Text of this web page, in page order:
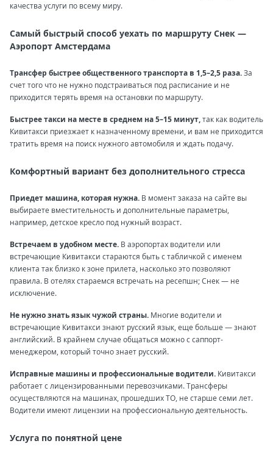
качества услуги по всему миру.
Самый быстрый способ уехать по маршруту Снек —
Аэропорт Амстердама
Трансфер быстрее общественного транспорта в 1,5–2,5 раза.За
счет того что не нужно подстраиваться под расписание и не
приходится терять время на остановки по маршруту.
Быстрее такси на месте в среднем на 5–15 минут,так как водитель
Кивитакси приезжает к назначенному времени, и вам не приходится
тратить время на поиск нужного автомобиля и ждать подачу.
Комфортный вариант без дополнительного стресса
Приедет машина, которая нужна. В момент заказа на сайте вы
выбираете вместительность и дополнительные параметры,
например, детское кресло под нужный возраст.
Встречаем в удобном месте. В аэропортах водители или
встречающие Кивитакси стараются быть с табличкой с именем
клиента так близко к зоне прилета, насколько это позволяют
правила. В отелях стараемся встречать на ресепшн; Снек — не
исключение.
Не нужно знать язык чужой страны. Многие водители и
встречающие Кивитакси знают русский язык, еще больше — знают
английский. В крайнем случае общаться можно с саппорт-
менеджером, который точно знает русский.
Исправные машины и профессиональные водители. Кивитакси
работает с лицензированными перевозчиками. Трансферы
осуществляются на машинах, прошедших ТО, не старше семи лет.
Водители имеют лицензии на профессиональную деятельность.
Услуга по понятной цене